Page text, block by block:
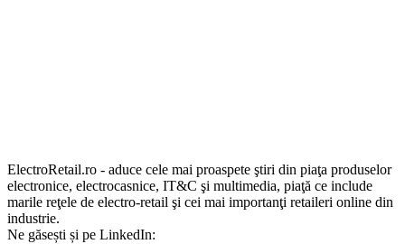
ElectroRetail.ro - aduce cele mai proaspete ştiri din piaţa produselor
electronice, electrocasnice, IT&C şi multimedia, piaţă ce include
marile reţele de electro-retail şi cei mai importanţi retaileri online din
industrie.
Ne găsești și pe LinkedIn: